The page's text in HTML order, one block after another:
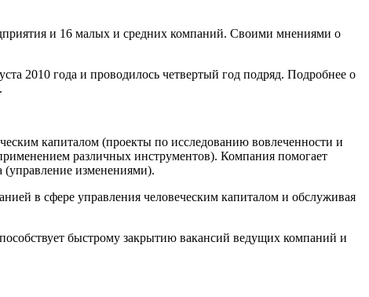
и 16 малых и средних компаний. Своими мнениями о
2010 года и проводилось четвертый год подряд. Подробнее о
капиталом (проекты по исследованию вовлеченности и
различных инструментов). Компания помогает
(управление изменениями).
в сфере управления человеческим капиталом и обслуживая
быстрому закрытию вакансий ведущих компаний и